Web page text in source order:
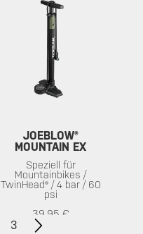
JOEBLOW®
MOUNTAIN EX
Speziell für
Mountainbikes /
TwinHead® / 4 bar / 60
psi
39.95 €
3